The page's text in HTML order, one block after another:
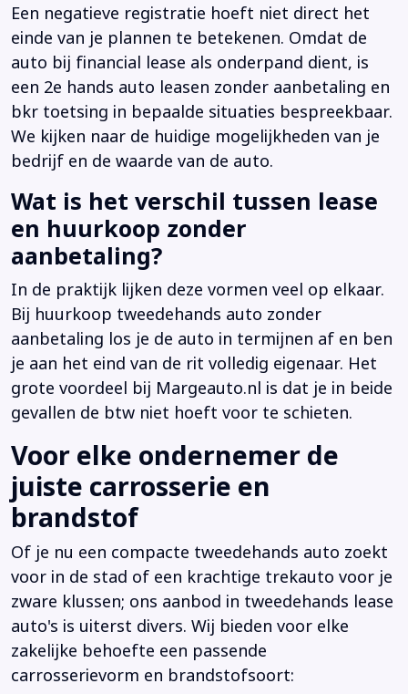
Een negatieve registratie hoeft niet direct het
einde van je plannen te betekenen. Omdat de
auto bij financial lease als onderpand dient, is
een 2e hands auto leasen zonder aanbetaling en
bkr toetsing in bepaalde situaties bespreekbaar.
We kijken naar de huidige mogelijkheden van je
bedrijf en de waarde van de auto.
Wat is het verschil tussen lease
en huurkoop zonder
aanbetaling?
In de praktijk lijken deze vormen veel op elkaar.
Bij huurkoop tweedehands auto zonder
aanbetaling los je de auto in termijnen af en ben
je aan het eind van de rit volledig eigenaar. Het
grote voordeel bij Margeauto.nl is dat je in beide
gevallen de btw niet hoeft voor te schieten.
Voor elke ondernemer de
juiste carrosserie en
brandstof
Of je nu een compacte tweedehands auto zoekt
voor in de stad of een krachtige trekauto voor je
zware klussen; ons aanbod in tweedehands lease
auto's is uiterst divers. Wij bieden voor elke
zakelijke behoefte een passende
carrosserievorm en brandstofsoort: